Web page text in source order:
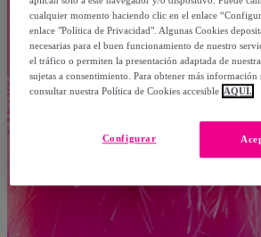
cualquier momento haciendo clic en el enlace
enlace "Política de Privacidad". Algunas Cookies
necesarias para el buen funcionamiento de nuestro
el tráfico o permiten la presentación adaptada de
sujetas a consentimiento. Para obtener más información
consultar nuestra Política de Cookies accesible AQUÍ.
Configurar